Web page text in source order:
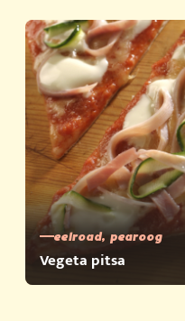
eelroad, pearoog
Vegeta pitsa